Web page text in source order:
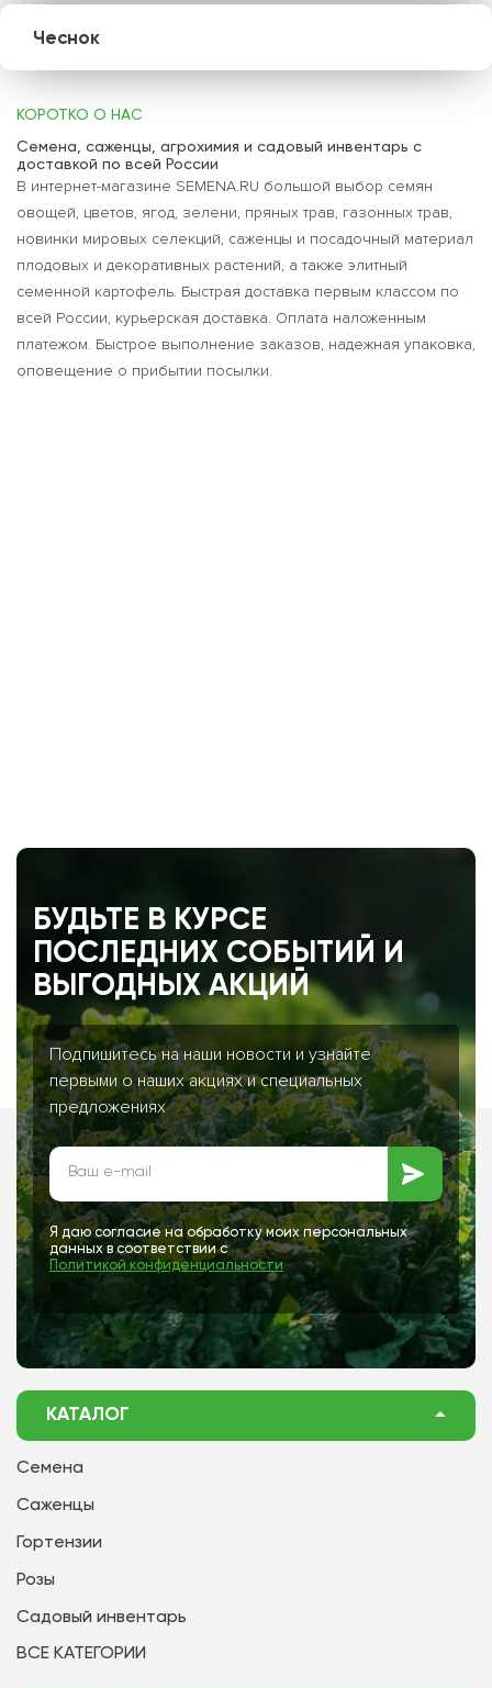
Чеснок
КОРОТКО О НАС
Семена, саженцы, агрохимия и садовый инвентарь с
доставкой по всей России
В интернет-магазине SEMENA.RU большой выбор семян
овощей, цветов, ягод, зелени, пряных трав, газонных трав,
новинки мировых селекций, саженцы и посадочный материал
плодовых и декоративных растений, а также элитный
семенной картофель. Быстрая доставка первым классом по
всей России, курьерская доставка. Оплата наложенным
платежом. Быстрое выполнение заказов, надежная упаковка,
оповещение о прибытии посылки.
БУДЬТЕ В КУРСЕ
ПОСЛЕДНИХ СОБЫТИЙ И
ВЫГОДНЫХ АКЦИЙ
Подпишитесь на наши новости и узнайте
первыми о наших акциях и специальных
предложениях
Я даю согласие на обработку моих персональных
данных в соответствии с
Политикой конфиденциальности
КАТАЛОГ
Семена
Саженцы
Гортензии
Розы
Садовый инвентарь
ВСЕ КАТЕГОРИИ